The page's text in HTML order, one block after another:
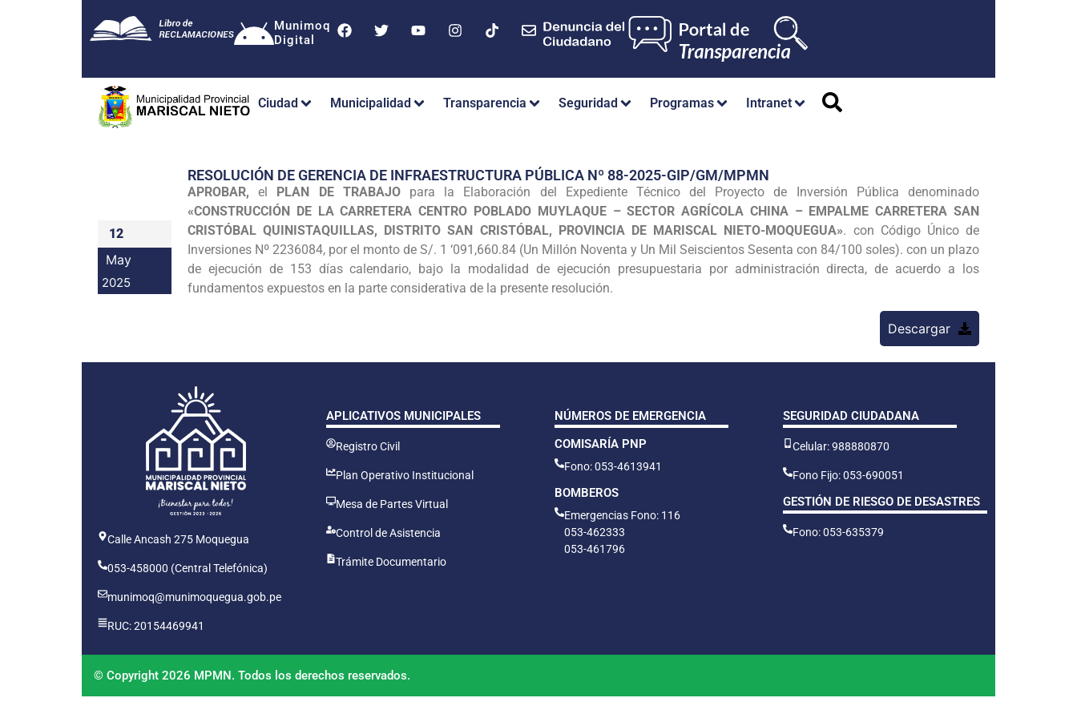
Munimoq
Digital
Ciudad Municipalidad Transparencia Seguridad Programas Intranet
12
May
2025
RESOLUCIÓN DE GERENCIA DE INFRAESTRUCTURA PÚBLICA Nº 88-2025-GIP/GM/MPMN
APROBAR, el PLAN DE TRABAJOpara la Elaboración del Expediente Técnico del Proyecto de Inversión Pública denominado
«CONSTRUCCIÓN DE LA CARRETERA CENTRO POBLADO MUYLAQUE – SECTOR AGRÍCOLA CHINA – EMPALME CARRETERA SAN
CRISTÓBAL QUINISTAQUILLAS, DISTRITO SAN CRISTÓBAL, PROVINCIA DE MARISCAL NIETO-MOQUEGUA». con Código Único de
Inversiones Nº 2236084, por el monto de S/. 1 ‘091,660.84 (Un Millón Noventa y Un Mil Seiscientos Sesenta con 84/100 soles). con un plazo
de ejecución de 153 días calendario, bajo la modalidad de ejecución presupuestaria por administración directa, de acuerdo a los
fundamentos expuestos en la parte considerativa de la presente resolución.
Descargar
Calle Ancash 275 Moquegua
053-458000 (Central Telefónica)
munimoq@munimoquegua.gob.pe
RUC: 20154469941
APLICATIVOS MUNICIPALES
Registro Civil
Plan Operativo Institucional
Mesa de Partes Virtual
Control de Asistencia
Trámite Documentario
NÚMEROS DE EMERGENCIA
COMISARÍA PNP
Fono: 053-4613941
BOMBEROS
Emergencias Fono: 116
053-462333
053-461796
SEGURIDAD CIUDADANA
Celular: 988880870
Fono Fijo: 053-690051
GESTIÓN DE RIESGO DE DESASTRES
Fono: 053-635379
© Copyright 2026 MPMN. Todos los derechos reservados.